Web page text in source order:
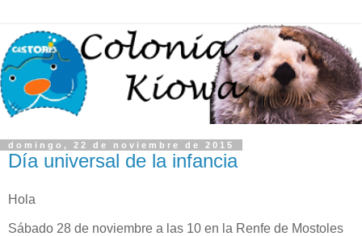
domingo, 22 de noviembre de 2015
Día universal de la infancia
Hola
Sábado 28 de noviembre a las 10 en la Renfe de Mostoles